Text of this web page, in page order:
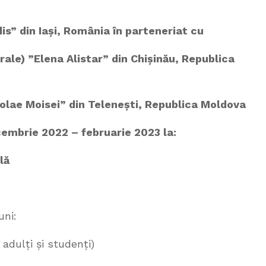
din Iași, Româniaîn parteneriat cu
”Elena Alistar” din Chișinău, Republica
Moisei” din Telenești, Republica Moldova
2022 – februarie 2023 la:
și studenți)